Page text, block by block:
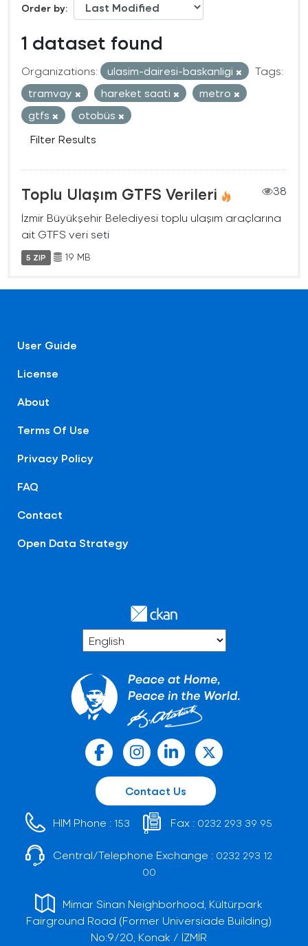
Order by
1 dataset found
Organizations: ulasim-dairesi-baskanligi
Tags:
tramvay
hareket saati
metro
gtfs
otobüs
Filter Results
Toplu Ulaşım GTFS Verileri
38
İzmir Büyükşehir Belediyesi toplu ulaşım araçlarına
ait GTFS veri seti
5 ZIP 19 MB
User Guide
License
About
Terms Of Use
Privacy Policy
FAQ
Contact
Open Data Strategy
Contact Us
HIM Phone : 153 Fax : 0232 293 39 95
Central/Telephone Exchange : 0232 293 12
00
Mimar Sinan Neighborhood, Kültürpark
Fairground Road (Former Universiade Building)
No:9/20, Konak / İZMİR